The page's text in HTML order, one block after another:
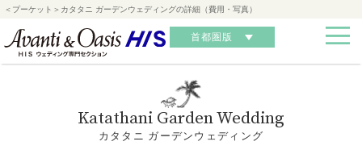
＜プーケット＞カタタニ ガーデンウェディングの詳細（費用・写真）
首都圏版
Katathani Garden Wedding
カタタニ ガーデンウェディング